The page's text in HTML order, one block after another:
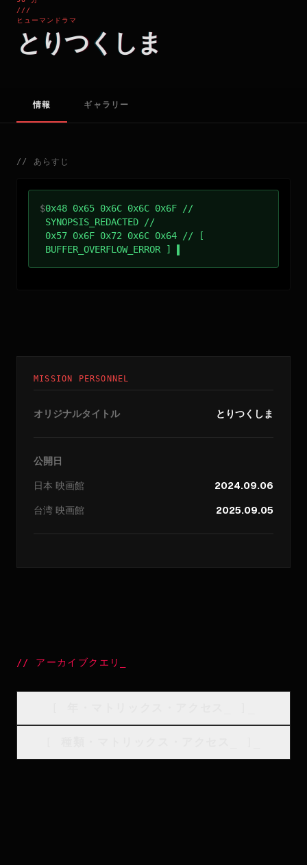
///
ヒューマンドラマ
とりつくしま
情報 ギャラリー
// あらすじ
$0x48 0x65 0x6C 0x6C 0x6F //
SYNOPSIS_REDACTED //
0x57 0x6F 0x72 0x6C 0x64 // [
BUFFER_OVERFLOW_ERROR ]
MISSION PERSONNEL
オリジナルタイトル とりつくしま
公開日
日本 映画館
2024.09.06
台湾 映画館 2025.09.05
// アーカイブクエリ